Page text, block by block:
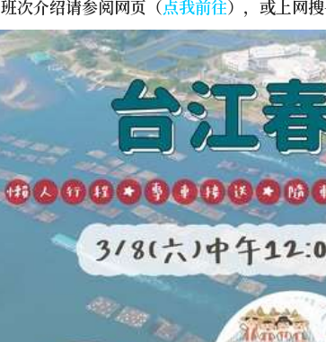
班次介绍请参阅网页（点我前往），或上网